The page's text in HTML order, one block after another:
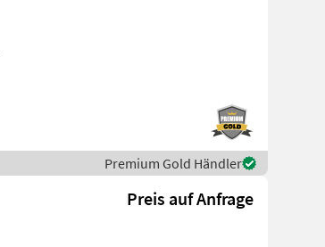
Premium Gold Händler
Preis auf Anfrage